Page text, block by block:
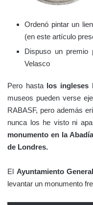
Ordenó pintar un
(en este artículo
Dispuso un premio
Velasco
Pero hasta los ingleses
museos pueden verse
RABASF, pero además
nunca los he visto ni
monumento en la
de Londres.
El Ayuntamiento
levantar un monumento